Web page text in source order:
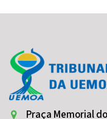
Praça Memorial